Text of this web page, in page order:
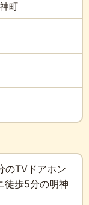
町
のTVドアホン
徒歩5分の明神